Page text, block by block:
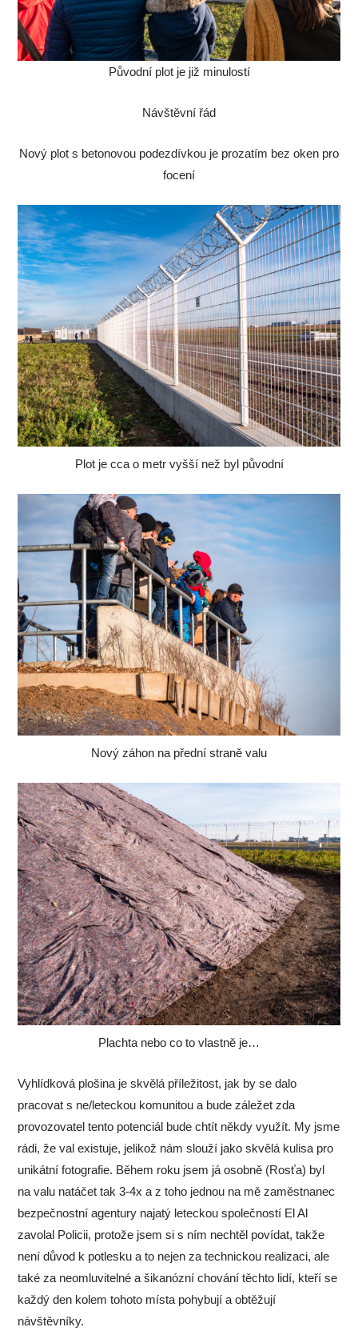
Původní plot je již minulostí
Návštěvní řád
Nový plot s betonovou podezdívkou je prozatím bez oken pro
focení
Plot je cca o metr vyšší než byl původní
Nový záhon na přední straně valu
Plachta nebo co to vlastně je…
Vyhlídková plošina je skvělá příležitost, jak by se dalo
pracovat s ne/leteckou komunitou a bude záležet zda
provozovatel tento potenciál bude chtít někdy využít. My jsme
rádi, že val existuje, jelikož nám slouží jako skvělá kulisa pro
unikátní fotografie. Během roku jsem já osobně (Rosťa) byl
na valu natáčet tak 3-4x a z toho jednou na mě zaměstnanec
bezpečnostní agentury najatý leteckou společností El Al
zavolal Policii, protože jsem si s ním nechtěl povídat, takže
není důvod k potlesku a to nejen za technickou realizaci, ale
také za neomluvitelné a šikanózní chování těchto lidí, kteří se
každý den kolem tohoto místa pohybují a obtěžují
návštěvníky.